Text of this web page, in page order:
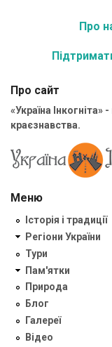
Про
Про сайт
«Україна Інкогніта»
краєзнавства.
Меню
Історія і традиції
Регіони України
Тури
Пам'ятки
Природа
Блог
Галереї
Відео